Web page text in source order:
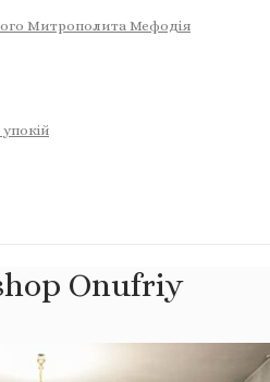
Митрополита Мефодія
Onufriy